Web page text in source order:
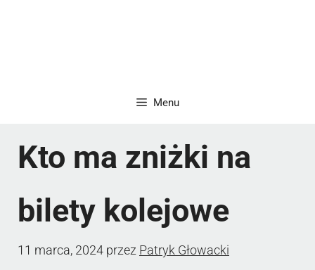
Menu
Kto ma zniżki na
bilety kolejowe
11 marca, 2024 przez Patryk Głowacki